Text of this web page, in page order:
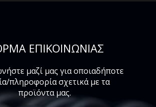
ΕΠΙΚΟΙΝΩΝΙΑΣ
μαζί μας για οποιαδήποτε
πληροφορία σχετικά με τα
προϊόντα μας.